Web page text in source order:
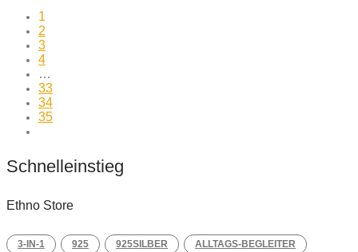
1
2
3
4
…
33
34
35
Schnelleinstieg
Ethno Store
3-IN-1 925 925SILBER ALLTAGS-BEGLEITER